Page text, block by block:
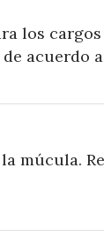
los
acuerdo
múcula.